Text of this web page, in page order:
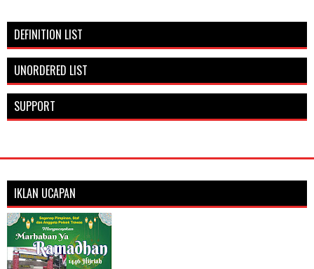
DEFINITION LIST
UNORDERED LIST
SUPPORT
IKLAN UCAPAN